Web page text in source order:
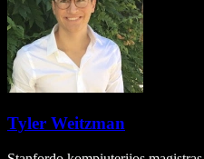
Tyler Weitzman